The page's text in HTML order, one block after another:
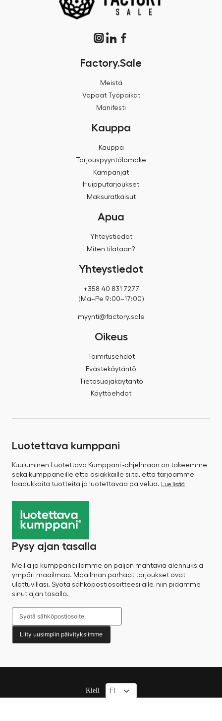
Factory.Sale
Meistä
Vapaat Työpaikat
Manifesti
Kauppa
Kauppa
Tarjouspyyntölomake
Kampanjat
Huipputarjoukset
Maksuratkaisut
Apua
Yhteystiedot
Miten tilataan?
Yhteystiedot
+358 40 831 7277
(Ma–Pe 9:00–17:00)
myynti@factory.sale
Oikeus
Toimitusehdot
Evästekäytäntö
Tietosuojakäytäntö
Käyttöehdot
Luotettava kumppani
Kuuluminen Luotettava Kumppani -ohjelmaan on takeemme
sekä kumppaneille että asiakkaille siitä, että tarjoamme
laadukkaita tuotteita ja luotettavaa palvelua.
Lue lisää
Pysy ajan tasalla
Meillä ja kumppaneillamme on paljon mahtavia alennuksia
ympäri maailmaa. Maailman parhaat tarjoukset ovat
ulottuvillasi. Syötä sähköpostiosoitteesi alle, niin pidämme
sinut ajan tasalla.
Liity uusimpiin päivityksiimme
Kieli